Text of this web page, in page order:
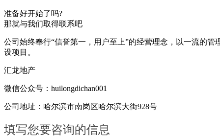
准备好开始了吗?
那就与我们取得联系吧
公司始终奉行“信誉第一，用户至上”的经营理念，以一流的
设项目。
汇龙地产
微信公众号：huilongdichan001
公司地址：哈尔滨市南岗区哈尔滨大街928号